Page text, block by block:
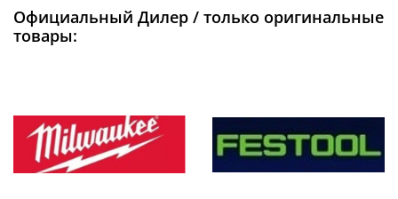
Официальный Дилер / только оригинальные
товары: